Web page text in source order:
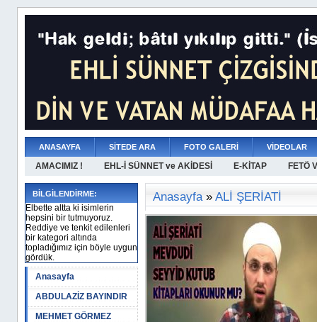
ANASAYFA SİTEDE ARA FOTO GALERİ VİDEOLAR
AMACIMIZ ! EHL-İ SÜNNET ve AKİDESİ E-KİTAP FETÖ
BİLGİLENDİRME:
Elbette altta ki isimlerin
hepsini bir tutmuyoruz.
Reddiye ve tenkit edilenleri
bir kategori altında
topladığımız için böyle uygun
gördük.
Anasayfa
ABDULAZİZ BAYINDIR
MEHMET GÖRMEZ
Anasayfa» ALİ ŞERİATİ